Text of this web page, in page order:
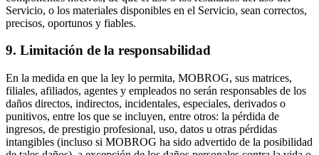
Servicio, o los materiales disponibles en el Servicio, sean correctos,
precisos, oportunos y fiables.
9. Limitación de la responsabilidad
En la medida en que la ley lo permita, MOBROG, sus matrices,
filiales, afiliados, agentes y empleados no serán responsables de los
daños directos, indirectos, incidentales, especiales, derivados o
punitivos, entre los que se incluyen, entre otros: la pérdida de
ingresos, de prestigio profesional, uso, datos u otras pérdidas
intangibles (incluso si MOBROG ha sido advertido de la posibilidad